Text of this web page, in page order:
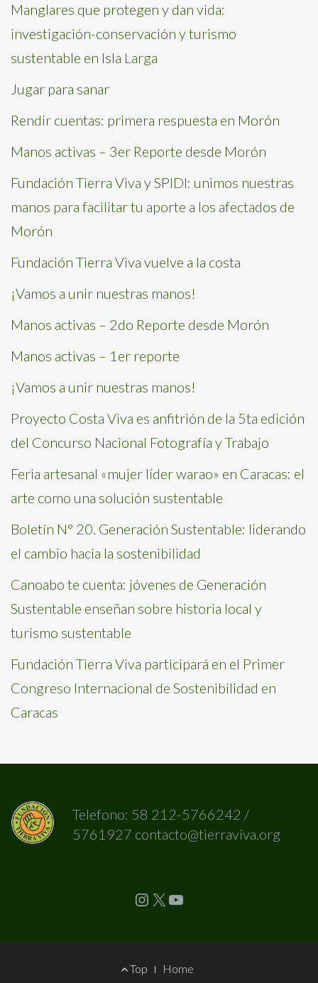
Manglares que protegen y dan vida:
investigación-conservación y turismo
sustentable en Isla Larga
Jugar para sanar
Rendir cuentas: primera respuesta en Morón
Manos activas – 3er Reporte desde Morón
Fundación Tierra Viva y SPIDI: unimos nuestras
manos para facilitar tu aporte a los afectados de
Morón
Fundación Tierra Viva vuelve a la costa
¡Vamos a unir nuestras manos!
Manos activas – 2do Reporte desde Morón
Manos activas – 1er reporte
¡Vamos a unir nuestras manos!
Proyecto Costa Viva es anfitrión de la 5ta edición
del Concurso Nacional Fotografía y Trabajo
Feria artesanal «mujer líder warao» en Caracas: el
arte como una solución sustentable
Boletín N° 20. Generación Sustentable: liderando
el cambio hacia la sostenibilidad
Canoabo te cuenta: jóvenes de Generación
Sustentable enseñan sobre historia local y
turismo sustentable
Fundación Tierra Viva participará en el Primer
Congreso Internacional de Sostenibilidad en
Caracas
Telefono: 58 212-5766242 /
5761927 contacto@tierraviva.org
Instagram X YouTube
Top Home